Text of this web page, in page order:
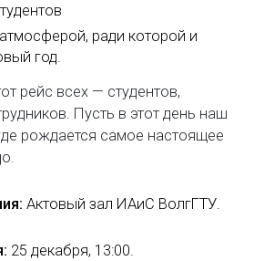
ради которой и
год.
рейс всех — студентов,
Пусть в этот день наш
рождается самое настоящее
Актовый зал ИАиС ВолгГТУ.
25 декабря, 13:00.